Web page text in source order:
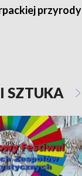
przyrody
SZTUKA